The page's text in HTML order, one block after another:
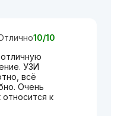
10/10
УЗИ
всё
Очень
относится к